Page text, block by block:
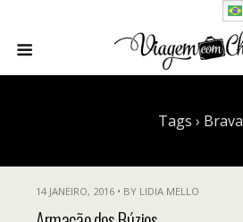
Tags › Brava
14 JANEIRO, 2016 • BY LIDIA MELLO